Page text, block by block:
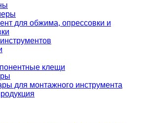
для обжима, опрессовки и
клещи
для монтажного инструмента